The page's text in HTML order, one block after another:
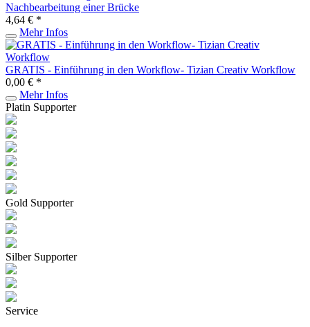
Nachbearbeitung einer Brücke
4,64 € *
Mehr Infos
GRATIS - Einführung in den Workflow- Tizian Creativ Workflow
0,00 € *
Mehr Infos
Platin Supporter
Gold Supporter
Silber Supporter
Service